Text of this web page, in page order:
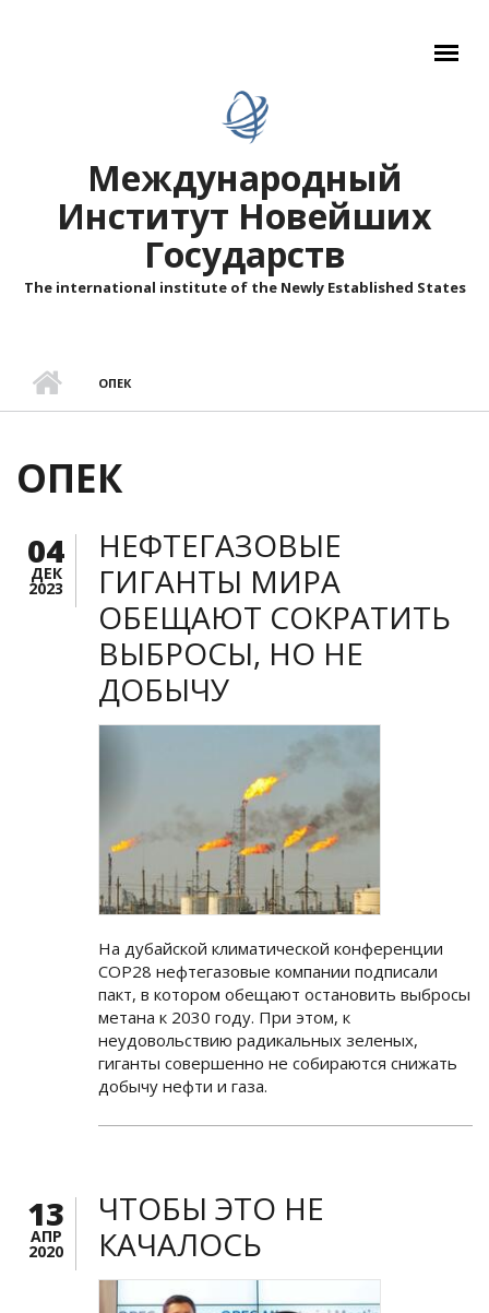
Международный
Институт Новейших
Государств
The international institute of the Newly Established States
ОПЕК
ОПЕК
04
ДЕК
2023
НЕФТЕГАЗОВЫЕ
ГИГАНТЫ МИРА
ОБЕЩАЮТ СОКРАТИТЬ
ВЫБРОСЫ, НО НЕ
ДОБЫЧУ
На дубайской климатической конференции
COP28 нефтегазовые компании подписали
пакт, в котором обещают остановить выбросы
метана к 2030 году. При этом, к
неудовольствию радикальных зеленых,
гиганты совершенно не собираются снижать
добычу нефти и газа.
13
АПР
2020
ЧТОБЫ ЭТО НЕ
КАЧАЛОСЬ